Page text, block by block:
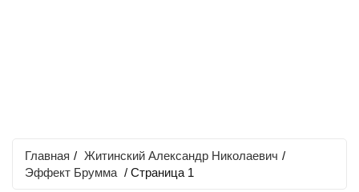
Главная / Житинский Александр Николаевич /
Эффект Брумма / Страница 1